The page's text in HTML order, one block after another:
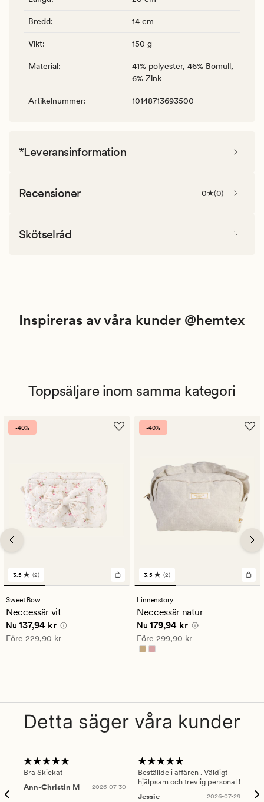
Bredd: 14 cm
Vikt: 150 g
Material:
41% polyester, 46% Bomull,
6% Zink
Artikelnummer: 10148713693500
*Leveransinformation
Recensioner 0 (0)
Skötselråd
Inspireras av våra kunder @hemtex
Toppsäljare inom samma kategori
-40%
2
omdömen
med
ett
genomsnittligt
betyg
på
3.5
3.5 (2)
Sweet Bow
Neccessär vit
Nuvarande pris
Nu 137,94 kr
Ordinarie pris 229,90 kr
Före229,90 kr
-40%
2
omdömen
med
ett
genomsnittligt
betyg
på
3.5
3.5 (2)
Linnenstory
Neccessär natur
Nuvarande pris
Nu 179,94 kr
Ordinarie pris 299,90 kr
Före299,90 kr
Detta säger våra kunder
Bra Skickat
Ann-Christin M
2026-07-30
Beställde i affären . Väldigt
hjälpsam och trevlig personal !
Jessie
2026-07-29